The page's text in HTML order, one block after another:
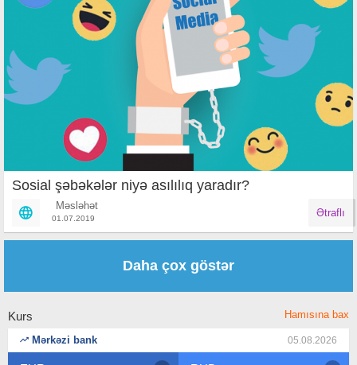
Sosial şəbəkələr niyə asılılıq yaradır?
Məsləhət
01.07.2019 Ətraflı
Daha çox göstər
Kurs Hamısına bax
Mərkəzi bank 05.08.2026